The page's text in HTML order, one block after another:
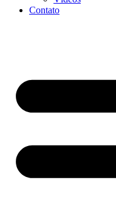
Contato